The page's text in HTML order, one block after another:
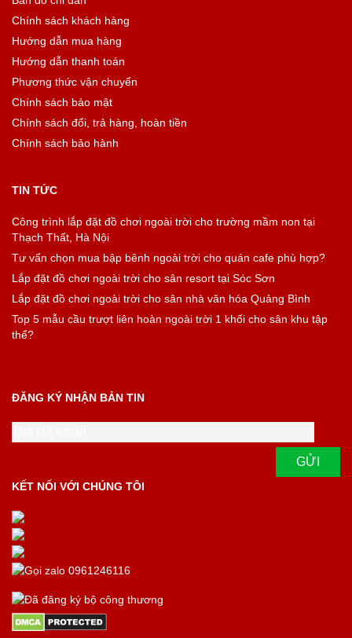
Chính sách khách hàng
Hướng dẫn mua hàng
Hướng dẫn thanh toán
Phương thức vận chuyển
Chính sách bảo mật
Chính sách đổi, trả hàng, hoàn tiền
Chính sách bảo hành
TIN TỨC
Công trình lắp đặt đồ chơi ngoài trời cho trường mầm non tại
Thạch Thất, Hà Nội
Tư vấn chọn mua bập bênh ngoài trời cho quán cafe phù hợp?
Lắp đặt đồ chơi ngoài trời cho sân resort tại Sóc Sơn
Lắp đặt đồ chơi ngoài trời cho sân nhà văn hóa Quảng Bình
Top 5 mẫu cầu trượt liên hoàn ngoài trời 1 khối cho sân khu tập
thể?
ĐĂNG KÝ NHẬN BẢN TIN
KẾT NỐI VỚI CHÚNG TÔI